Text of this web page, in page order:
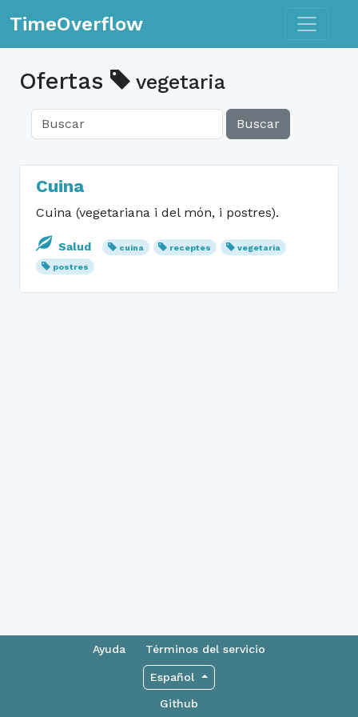
TimeOverflow Toggle
Ofertas vegetaria
Buscar
Cuina
Cuina (vegetariana i del món, i postres).
Salud cuina receptes
vegetaria
postres
Ayuda Términos del servicio
Español
Github